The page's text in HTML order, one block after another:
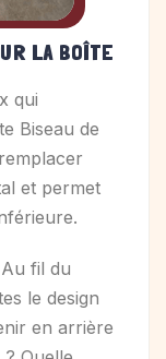
LA BOÎTE
qui
Biseau de
et permet
fil du
le design
en arrière